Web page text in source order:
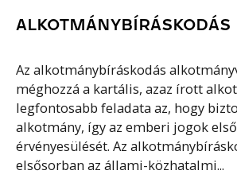
ALKOTMÁNYBÍRÁSKODÁS
Az alkotmánybíráskodás
méghozzá a kartális, azaz írott
legfontosabb feladata az, hogy
alkotmány, így az emberi jogok
érvényesülését. Az
elsősorban az állami-közhatalmi...